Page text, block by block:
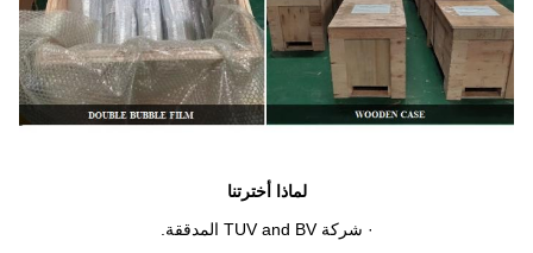
لماذا أخترتنا
· شركة TUV and BV المدققة.